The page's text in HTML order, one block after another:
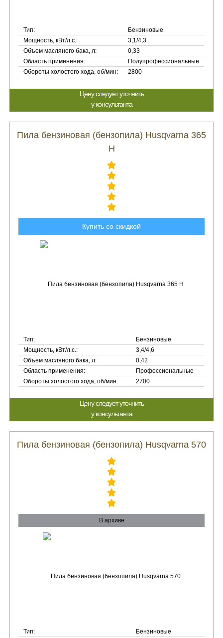
Тип:
Бензиновые
Мощность, кВт/л.с.:
3,1/4,3
Объем масляного бака, л:
0,33
Область применения:
Полупрофессиональные
Обороты холостого хода, об/мин:
2800
Цену следует уточнить
у консультанта
Пила бензиновая (бензопила) Husqvarna 365
H
Купить со скидкой
Тип:
Бензиновые
Мощность, кВт/л.с.:
3,4/4,6
Объем масляного бака, л:
0,42
Область применения:
Профессиональные
Обороты холостого хода, об/мин:
2700
Цену следует уточнить
у консультанта
Пила бензиновая (бензопила) Husqvarna 570
В архиве
Тип:
Бензиновые